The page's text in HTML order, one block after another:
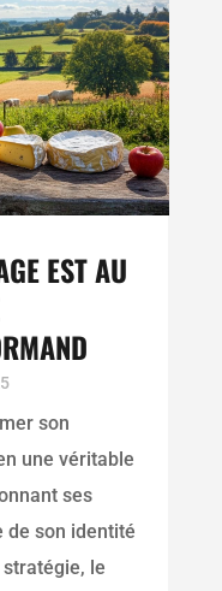
EST AU
son
une véritable
ses
de son identité
le